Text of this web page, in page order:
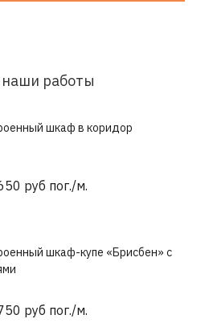
работы
шкаф в коридор
руб пог./м.
шкаф-купе «Брисбен» с
руб пог./м.